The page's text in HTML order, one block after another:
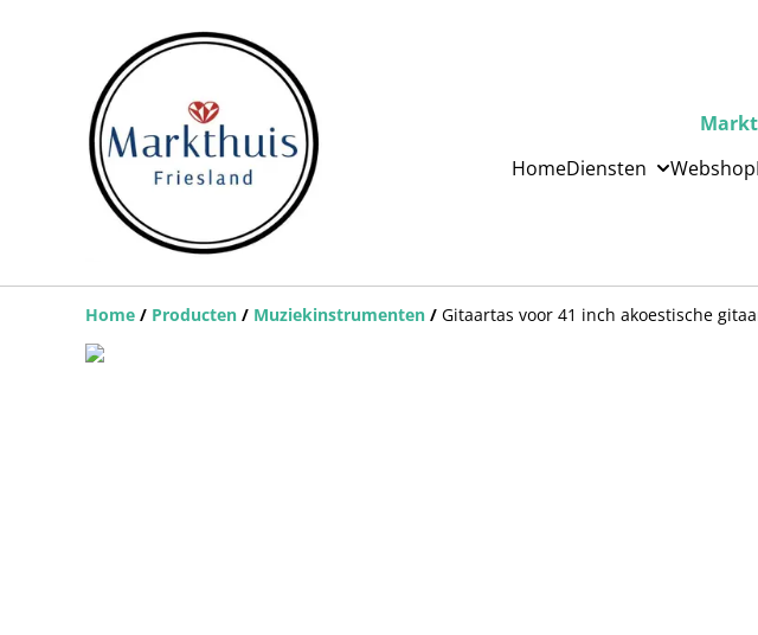
HomeDiensten Webshop
Home / Producten / Muziekinstrumenten / Gitaartas voor 41 inch akoestische